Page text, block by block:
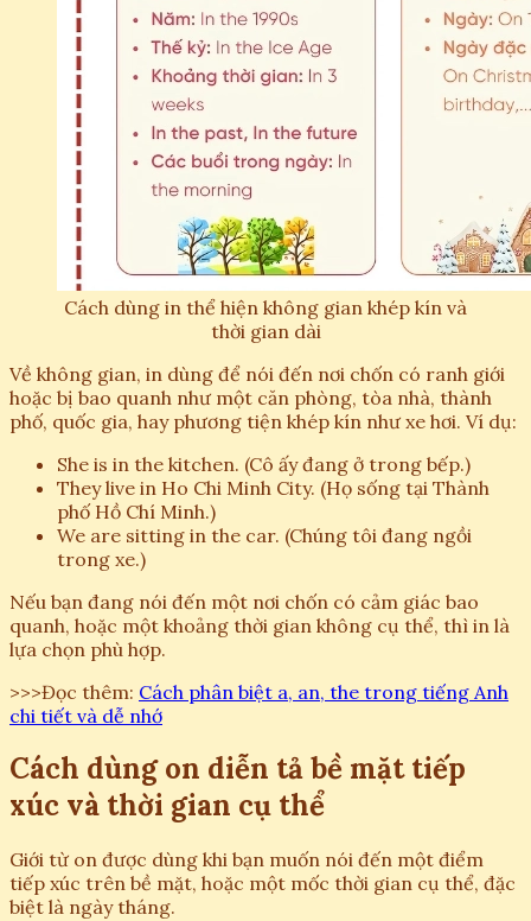
Cách dùng in thể hiện không gian khép kín và
thời gian dài
Về không gian, in dùng để nói đến nơi chốn có ranh giới
hoặc bị bao quanh như một căn phòng, tòa nhà, thành
phố, quốc gia, hay phương tiện khép kín như xe hơi. Ví dụ:
She is in the kitchen. (Cô ấy đang ở trong bếp.)
They live in Ho Chi Minh City. (Họ sống tại Thành
phố Hồ Chí Minh.)
We are sitting in the car. (Chúng tôi đang ngồi
trong xe.)
Nếu bạn đang nói đến một nơi chốn có cảm giác bao
quanh, hoặc một khoảng thời gian không cụ thể, thì in là
lựa chọn phù hợp.
>>>Đọc thêm: Cách phân biệt a, an, the trong tiếng Anh
chi tiết và dễ nhớ
Cách dùng on diễn tả bề mặt tiếp
xúc và thời gian cụ thể
Giới từ on được dùng khi bạn muốn nói đến một điểm
tiếp xúc trên bề mặt, hoặc một mốc thời gian cụ thể, đặc
biệt là ngày tháng.